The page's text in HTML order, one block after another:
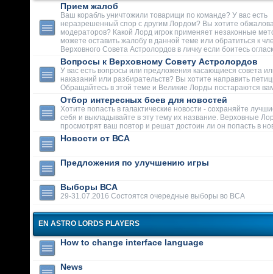
Прием жалоб
Ваш корабль уничтожили товарищи по команде? У вас есть
неразрешенный спор с другим Лордом? Вы хотите
модераторов? Какой Лорд игрок применяет незаконные
можете оставить жалобу в данной теме или обратиться к
Верховного Совета Астролордов в личку если боитесь
Вопросы к Верховному Совету Астролордов
У вас есть вопросы или предложения касающиеся совета
наказаний или разбирательств? Вы хотите направить
Обращайтесь в этой теме и Великие Лорды постараются
Отбор интересных боев для новостей
Хотите попасть в галактические новости - сохраняйте
себя и выкладывайте в эту тему их название. Верховные
просмотрят ваш повтор и решат достоин ли он попасть в
Новости от ВСА
Предложения по улучшению игры
Выборы ВСА
29-31.07.2016 Состоятся очередные выборы во ВСА
EN ASTRO LORDS PLAYERS
How to change interface language
News